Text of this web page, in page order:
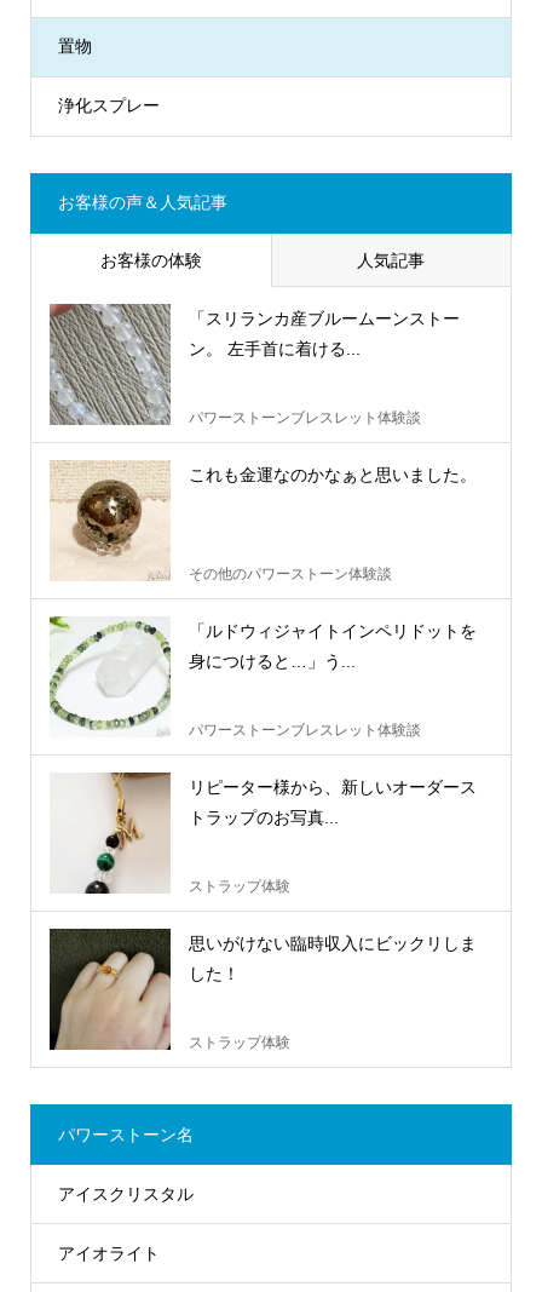
置物
浄化スプレー
お客様の声＆人気記事
お客様の体験 人気記事
「スリランカ産ブルームーンストー
ン。 左手首に着ける...
パワーストーンブレスレット体験談
これも金運なのかなぁと思いました。
その他のパワーストーン体験談
「ルドウィジャイトインペリドットを
身につけると…」う...
パワーストーンブレスレット体験談
リピーター様から、新しいオーダース
トラップのお写真...
ストラップ体験
思いがけない臨時収入にビックリしま
した！
ストラップ体験
パワーストーン名
アイスクリスタル
アイオライト